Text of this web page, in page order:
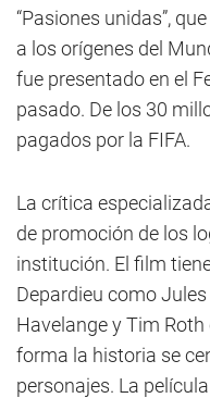
“Pasiones unidas”,
a los orígenes del
fue presentado en el
pasado. De los 30
pagados por la FIFA.
La crítica
de promoción de los
institución. El film
Depardieu como
Havelange y Tim
forma la historia se
personajes. La